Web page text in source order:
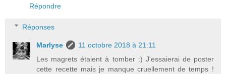
Répondre
Réponses
Marlyse
11 octobre 2018 à 21:11
Les magrets étaient à tomber :) J'essaierai de poster
cette recette mais je manque cruellement de temps !